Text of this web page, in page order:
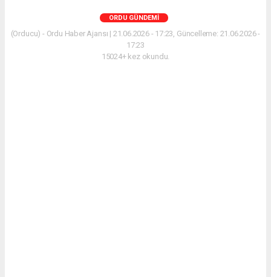
ORDU GÜNDEMI
(Orducu) - Ordu Haber Ajansı | 21.06.2026 - 17:23, Güncelleme: 21.06.2026 -
17:23
15024+ kez okundu.